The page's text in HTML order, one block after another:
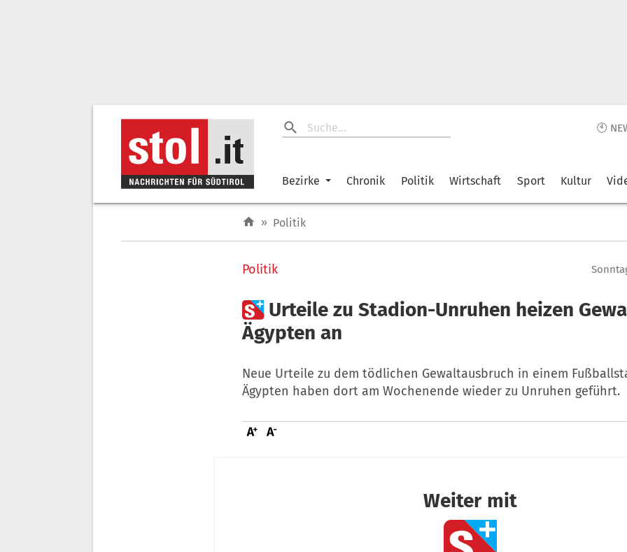
🕙
Bezirke Chronik Politik Wirtschaft Sport Kultur
» Politik
Politik
 Urteile zu Stadion-Unruhen heizen
Ägypten an
Neue Urteile zu dem tödlichen Gewaltausbruch in einem
Ägypten haben dort am Wochenende wieder zu Unruhen geführt.